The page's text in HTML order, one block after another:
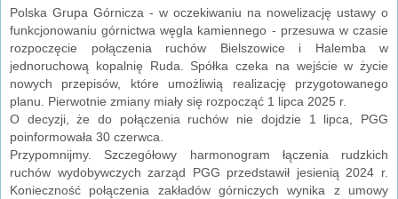
Polska Grupa Górnicza - w oczekiwaniu na nowelizację ustawy o
funkcjonowaniu górnictwa węgla kamiennego - przesuwa w czasie
rozpoczęcie połączenia ruchów Bielszowice i Halemba w
jednoruchową kopalnię Ruda. Spółka czeka na wejście w życie
nowych przepisów, które umożliwią realizację przygotowanego
planu. Pierwotnie zmiany miały się rozpocząć 1 lipca 2025 r.
O decyzji, że do połączenia ruchów nie dojdzie 1 lipca, PGG
poinformowała 30 czerwca.
Przypomnijmy. Szczegółowy harmonogram łączenia rudzkich
ruchów wydobywczych zarząd PGG przedstawił jesienią 2024 r.
Konieczność połączenia zakładów górniczych wynika z umowy